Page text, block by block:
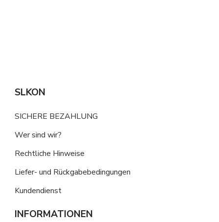
SLKON
SICHERE BEZAHLUNG
Wer sind wir?
Rechtliche Hinweise
Liefer- und Rückgabebedingungen
Kundendienst
INFORMATIONEN